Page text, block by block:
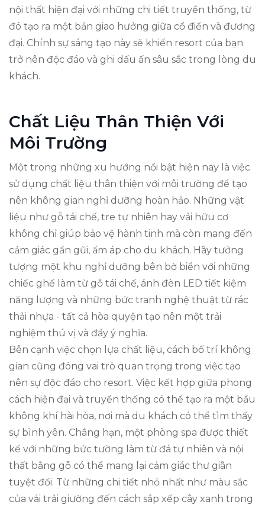
nội thất hiện đại với những chi tiết truyền thống, từ
đó tạo ra một bản giao hưởng giữa cổ điển và đương
đại. Chính sự sáng tạo này sẽ khiến resort của bạn
trở nên độc đáo và ghi dấu ấn sâu sắc trong lòng du
khách.
Chất Liệu Thân Thiện Với
Môi Trường
Một trong những xu hướng nổi bật hiện nay là việc
sử dụng chất liệu thân thiện với môi trường để tạo
nên không gian nghỉ dưỡng hoàn hảo. Những vật
liệu như gỗ tái chế, tre tự nhiên hay vải hữu cơ
không chỉ giúp bảo vệ hành tinh mà còn mang đến
cảm giác gần gũi, ấm áp cho du khách. Hãy tưởng
tượng một khu nghỉ dưỡng bên bờ biển với những
chiếc ghế làm từ gỗ tái chế, ánh đèn LED tiết kiệm
năng lượng và những bức tranh nghệ thuật từ rác
thải nhựa - tất cả hòa quyện tạo nên một trải
nghiệm thú vị và đầy ý nghĩa.
Bên cạnh việc chọn lựa chất liệu, cách bố trí không
gian cũng đóng vai trò quan trọng trong việc tạo
nên sự độc đáo cho resort. Việc kết hợp giữa phong
cách hiện đại và truyền thống có thể tạo ra một bầu
không khí hài hòa, nơi mà du khách có thể tìm thấy
sự bình yên. Chẳng hạn, một phòng spa được thiết
kế với những bức tường làm từ đá tự nhiên và nội
thất bằng gỗ có thể mang lại cảm giác thư giãn
tuyệt đối. Từ những chi tiết nhỏ nhất như màu sắc
của vải trải giường đến cách sắp xếp cây xanh trong